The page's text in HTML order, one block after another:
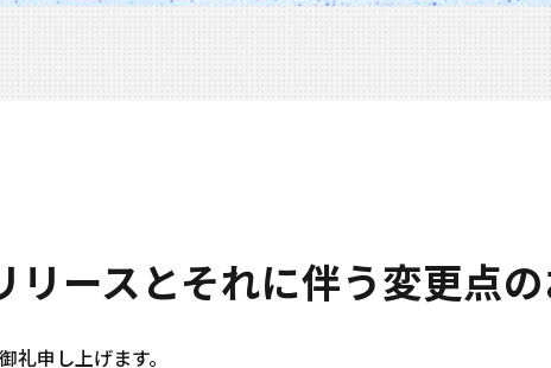
ースとそれに伴う変更点
礼申し上げます。